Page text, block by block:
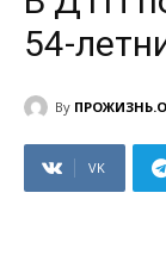
54-
By
VK